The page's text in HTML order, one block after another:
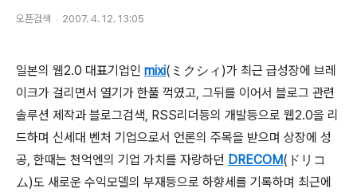
오픈검색 2007. 4. 12. 13:05
일본의 웹2.0 대표기업인 mixi( ミクシィ )가 최근 급성장에 브레
이크가 걸리면서 열기가 한풀 꺽였고, 그뒤를 이어서 블로그 관련
솔루션 제작과 블로그검색, RSS리더등의 개발등으로 웹2.0을 리
드하며 신세대 벤처 기업으로서 언론의 주목을 받으며 상장에 성
공, 한때는 천억엔의 기업 가치를 자랑하던 DRECOM( ドリコ
ム)도 새로운 수익모델의 부재등으로 하향세를 기록하며 최근에